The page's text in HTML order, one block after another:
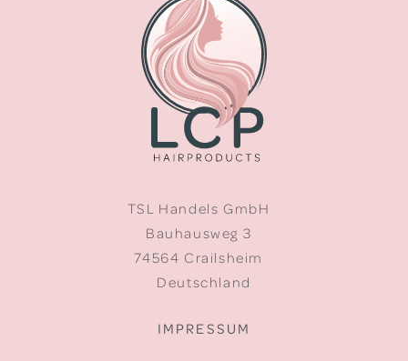
TSL Handels GmbH
Bauhausweg 3
74564 Crailsheim
Deutschland
IMPRESSUM